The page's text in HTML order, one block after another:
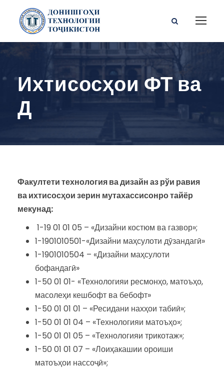
Ихтисосҳои ФТ ва
Д
Факултети технология ва дизайн аз рўи равия
ва ихтисосҳои зерин мутахассисонро тайёр
мекунад:
1-19 01 01 05 – «Дизайни костюм ва газвор»;
1-1901010501-«Дизайни маҳсулоти дӯзандагӣ»
1-1901010504 – «Дизайни маҳсулоти
бофандагӣ»
1-50 01 01- «Технологияи ресмонҳо, матоъҳо,
масолеҳи кешбофт ва бебофт»
1-50 01 01 01 – «Ресидани нахҳои табиӣ»;
1-50 01 01 04 – «Технологияи матоъҳо»;
1-50 01 01 05 – «Технологияи трикотаж»;
1-50 01 01 07 – «Лоиҳакашии ороиши
матоъҳои нассоҷӣ»;